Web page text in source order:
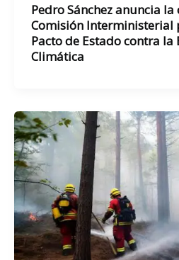
Pedro Sánchez anuncia
Comisión Interministerial
Pacto de Estado contra la
Climática